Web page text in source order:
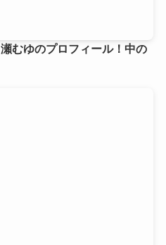
むゆのプロフィール！中の